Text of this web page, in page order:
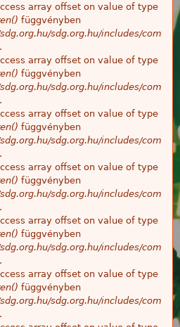
array offset on value of type
függvényben
sdg.org.hu/includes/com
array offset on value of type
függvényben
sdg.org.hu/includes/com
array offset on value of type
függvényben
sdg.org.hu/includes/com
array offset on value of type
függvényben
sdg.org.hu/includes/com
array offset on value of type
függvényben
sdg.org.hu/includes/com
array offset on value of type
függvényben
sdg.org.hu/includes/com